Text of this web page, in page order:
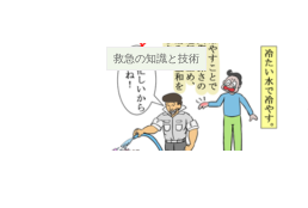
救急の知識と技術